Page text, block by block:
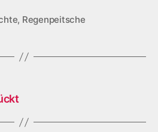
, Regenpeitsche